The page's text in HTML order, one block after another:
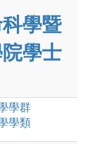
學暨
學士
學群
學類